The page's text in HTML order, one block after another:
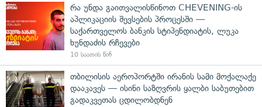
რა უნდა გაითვალისწინოთ CHEVENING-ის
აპლიკაციის შევსების პროცესში —
საქართველოს ბანკის სტიპენდიატის, ლუკა
ხუნდაძის რჩევები
10 საათის წინ
თბილისის აეროპორტში ირანის სამი მოქალაქე
დააკავეს — ისინი საზღვრის ყალბი საბუთებით
გადაკვეთას ცდილობდნენ